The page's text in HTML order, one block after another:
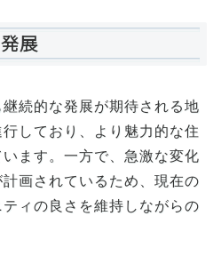
展
続的な発展が期待される地
しており、より魅力的な住
ます。一方で、急激な変化
画されているため、現在の
ィの良さを維持しながらの